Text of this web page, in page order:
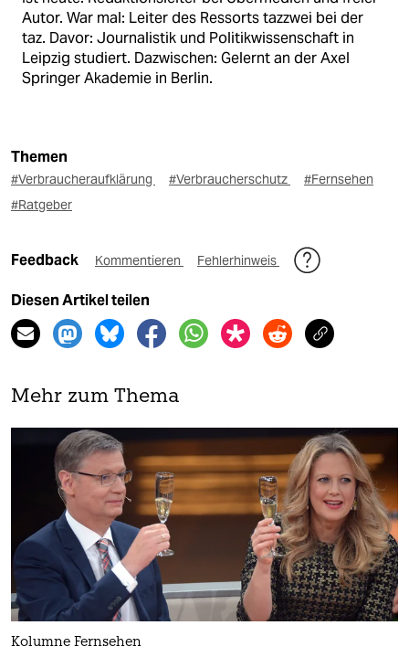
Autor. War mal: Leiter des Ressorts tazzwei bei der
taz. Davor: Journalistik und Politikwissenschaft in
Leipzig studiert. Dazwischen: Gelernt an der Axel
Springer Akademie in Berlin.
Themen
#Verbraucheraufklärung #Verbraucherschutz
#Fernsehen
#Ratgeber
Feedback Kommentieren Fehlerhinweis
Diesen Artikel teilen
Mehr zum Thema
Kolumne Fernsehen